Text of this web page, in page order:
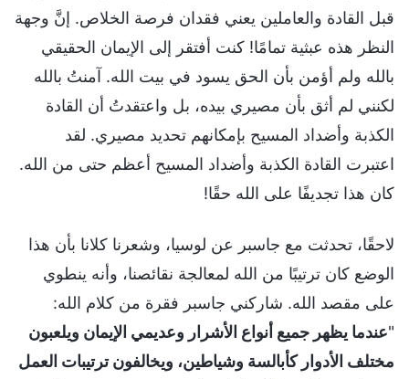
قبل القادة والعاملين يعني فقدان فرصة الخلاص. إنَّ وجهة
النظر هذه عبثية تمامًا! كنت أفتقر إلى الإيمان الحقيقي
بالله ولم أؤمن بأن الحق يسود في بيت الله. آمنتُ بالله
لكنني لم أثق بأن مصيري بيده، بل واعتقدتُ أن القادة
الكذبة وأضداد المسيح بإمكانهم تحديد مصيري. لقد
اعتبرت القادة الكذبة وأضداد المسيح أعظم حتى من الله.
كان هذا تجديفًا على الله حقًا!
لاحقًا، تحدثت مع جاسبر عن لوسيا، وشعرنا كلانا بأن هذا
الوضع كان ترتيبًا من الله لمعالجة نقائصنا، وأنه ينطوي
على مقصد الله. شاركني جاسبر فقرة من كلام الله:
"عندما يظهر جميع أنواع الأشرار وعديمي الإيمان ويلعبون
مختلف الأدوار كأبالسة وشياطين، ويخالفون ترتيبات العمل